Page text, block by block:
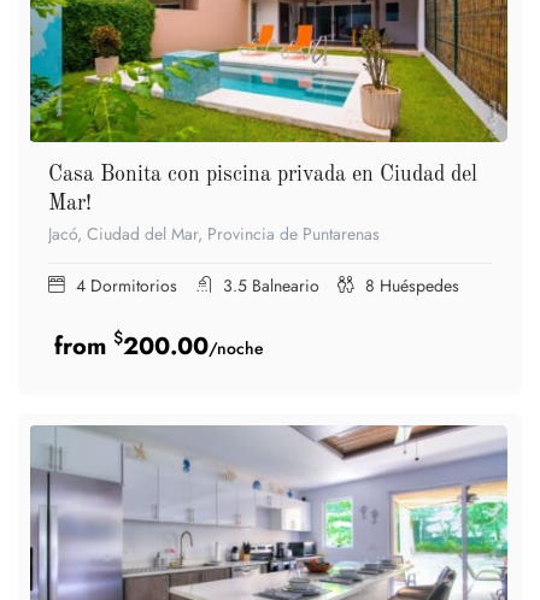
Casa Bonita con piscina privada en Ciudad del
Mar!
Jacó, Ciudad del Mar, Provincia de Puntarenas
4 Dormitorios 3.5 Balneario 8 Huéspedes
$200.00/noche